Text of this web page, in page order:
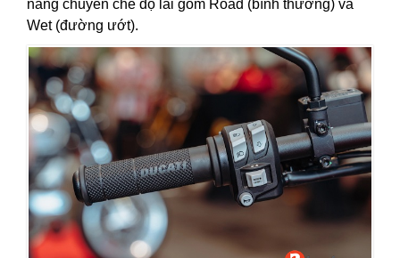
năng chuyển chế độ lái gồm Road (bình thường) và
Wet (đường ướt).